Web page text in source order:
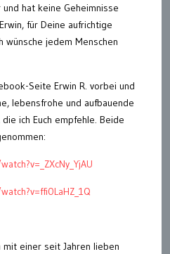
hat keine Geheimnisse
für Deine aufrichtige
wünsche jedem Menschen
Seite Erwin R. vorbei und
lebensfrohe und aufbauende
ich Euch empfehle. Beide
einer seit Jahren lieben